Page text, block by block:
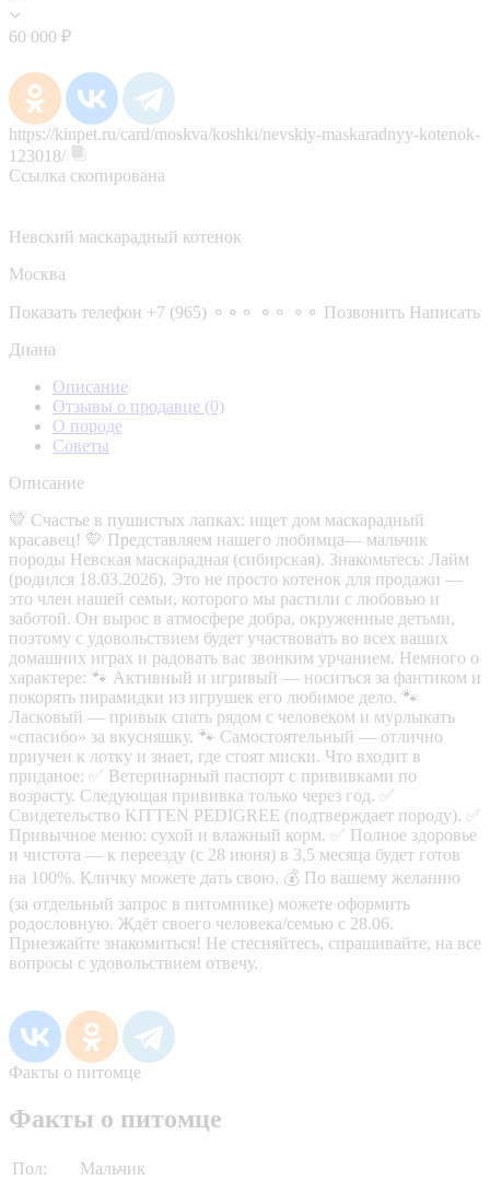
60 000 ₽
https://kinpet.ru/card/moskva/koshki/nevskiy-maskaradnyy-kotenok-
123018/
Ссылка скопирована
Невский маскарадный котенок
Москва
Показать телефон +7 (965) ⚬⚬⚬ ⚬⚬ ⚬⚬ Позвонить Написать
Диана
Описание
Отзывы о продавце (0)
О породе
Советы
Описание
💛 Счастье в пушистых лапках: ищет дом маскарадный
красавец! 💛 Представляем нашего любимца— мальчик
породы Невская маскарадная (сибирская). Знакомьтесь: Лайм
(родился 18.03.2026). Это не просто котенок для продажи —
это член нашей семьи, которого мы растили с любовью и
заботой. Он вырос в атмосфере добра, окруженные детьми,
поэтому с удовольствием будет участвовать во всех ваших
домашних играх и радовать вас звонким урчанием. Немного о
характере: 🐾 Активный и игривый — носиться за фантиком и
покорять пирамидки из игрушек его любимое дело. 🐾
Ласковый — привык спать рядом с человеком и мурлыкать
«спасибо» за вкусняшку. 🐾 Самостоятельный — отлично
приучен к лотку и знает, где стоят миски. Что входит в
приданое: ✅ Ветеринарный паспорт с прививками по
возрасту. Следующая прививка только через год. ✅
Свидетельство KITTEN PEDIGREE (подтверждает породу). ✅
Привычное меню: сухой и влажный корм. ✅ Полное здоровье
и чистота — к переезду (с 28 июня) в 3,5 месяца будет готов
на 100%. Кличку можете дать свою. 💰 По вашему желанию
(за отдельный запрос в питомнике) можете оформить
родословную. Ждёт своего человека/семью с 28.06.
Приезжайте знакомиться! Не стесняйтесь, спрашивайте, на все
вопросы с удовольствием отвечу.
Факты о питомце
Факты о питомце
Пол:
Мальчик